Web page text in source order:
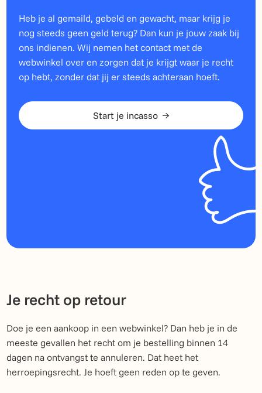
Heb je al gemaild, gebeld en gewacht, maar krijg je
nog steeds geen geld terug? Dan kun je jouw zaak bij
ons indienen. Wij nemen het contact met de
webwinkel over en zorgen dat je krijgt waar je recht
op hebt, zonder dat jij er steeds achteraan hoeft.
Start je incasso
Je recht op retour
Doe je een aankoop in een webwinkel? Dan heb je in de
meeste gevallen het recht om je bestelling binnen 14
dagen na ontvangst te annuleren. Dat heet het
herroepingsrecht. Je hoeft geen reden op te geven.